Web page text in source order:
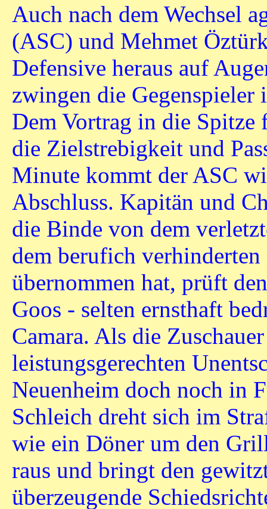
Auch nach dem Wechsel
(ASC) und Mehmet
Defensive heraus auf
zwingen die Gegenspieler
Dem Vortrag in die
die Zielstrebigkeit und
Minute kommt der ASC
Abschluss. Kapitän und
die Binde von dem
dem berufich
übernommen hat, prüft
Goos - selten ernsthaft
Camara. Als die
leistungsgerechten
Neuenheim doch noch in
Schleich dreht sich im
wie ein Döner um den
raus und bringt den
überzeugende